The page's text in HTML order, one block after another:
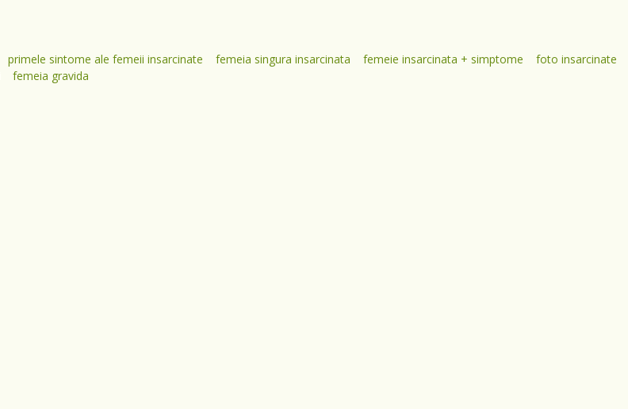
primele sintome ale femeii insarcinate femeia singura insarcinata femeie insarcinata + simptome
foto insarcinate
femeia gravida